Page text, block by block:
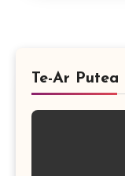
Te-Ar Putea